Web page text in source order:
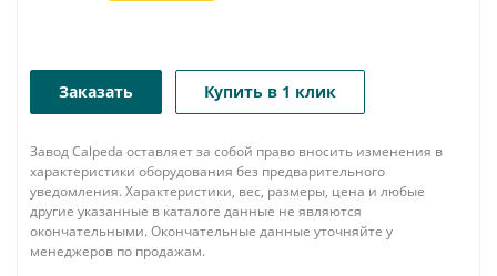
Заказать Купить в 1 клик
Завод Calpeda оставляет за собой право вносить изменения в
характеристики оборудования без предварительного
уведомления. Характеристики, вес, размеры, цена и любые
другие указанные в каталоге данные не являются
окончательными. Окончательные данные уточняйте у
менеджеров по продажам.